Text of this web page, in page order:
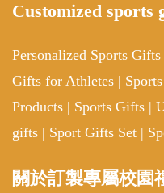
Customized sports
Personalized Sports Gifts
Gifts for Athletes |
Products | Sports Gifts |
gifts | Sport Gifts Set |
關於訂製專屬校園